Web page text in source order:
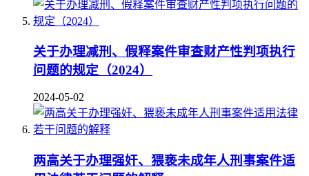
关于办理减刑、假释案件审查财产性判项执行
问题的规定（2024）
2024-05-02
两高关于办理强奸、猥亵未成年人刑事案件适